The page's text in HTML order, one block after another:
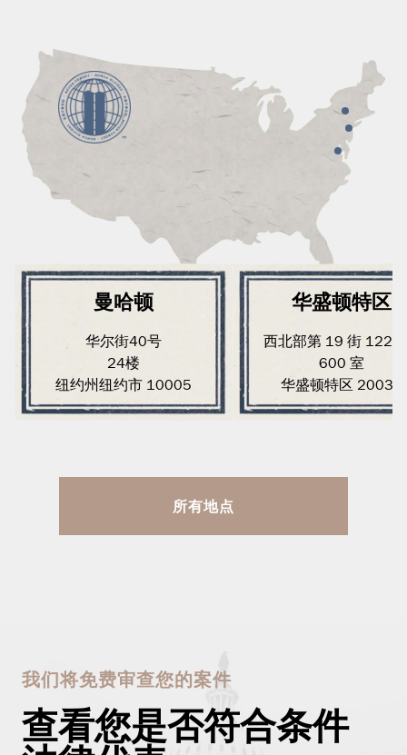
曼哈顿
华尔街40号
24楼
纽约州纽约市 10005
华盛顿特区
西北部第 19 街 1220
600 室
华盛顿特区 20036
所有地点
我们将免费审查您的案件
查看您是否符合条件